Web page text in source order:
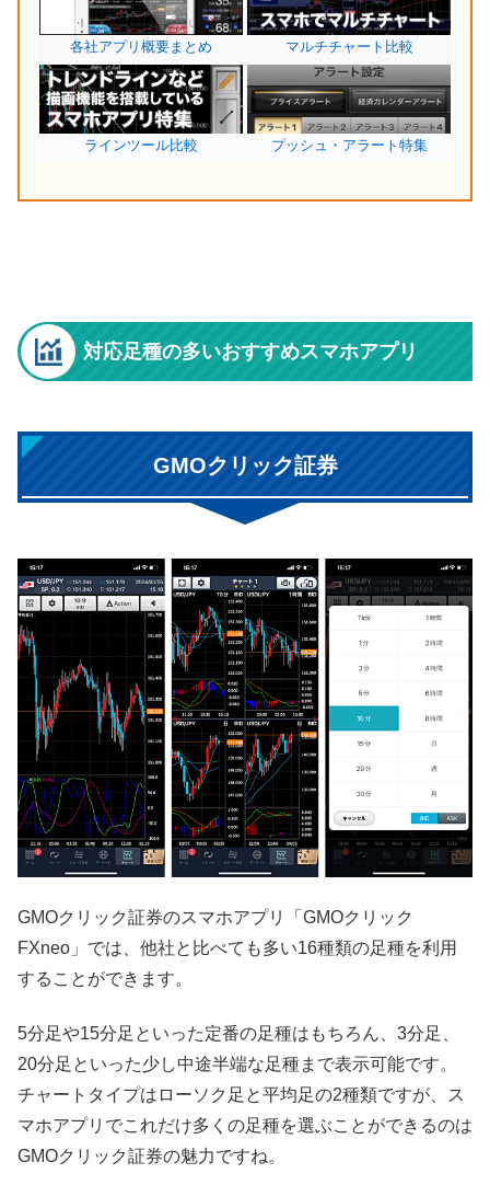
各社アプリ概要まとめ マルチチャート比較
ラインツール比較 プッシュ・アラート特集
対応足種の多いおすすめスマホアプリ
GMOクリック証券
GMOクリック証券のスマホアプリ「GMOクリック
FXneo」では、他社と比べても多い16種類の足種を利用
することができます。
5分足や15分足といった定番の足種はもちろん、3分足、
20分足といった少し中途半端な足種まで表示可能です。
チャートタイプはローソク足と平均足の2種類ですが、ス
マホアプリでこれだけ多くの足種を選ぶことができるのは
GMOクリック証券の魅力ですね。